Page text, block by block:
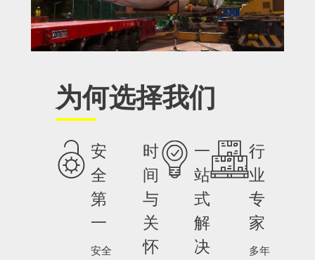
为何选择我们
安
全
第
一
安全
时
间
与
关
怀
一
站
式
解
决
行
业
专
家
多年